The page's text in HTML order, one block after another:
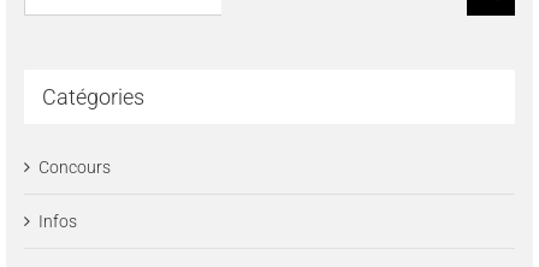
Catégories
Concours
Infos